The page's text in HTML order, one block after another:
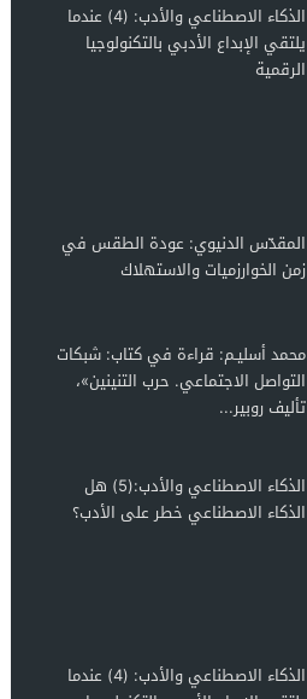
الذكاء الاصطناعي والأدب: (4) عندما
يلتقي الإبداع الأدبي بالتكنولوجيا
الرقمية
المقدّس الدنيوي: عودة الطقس في
زمن الخوارزميات والاستهلاك
محمد أسليـم: قراءة في كتاب: شبكات
التواصل الاجتماعي. حرب التنينين»،
تأليف روبير...
الذكاء الاصطناعي والأدب:(5) هل
الذكاء الاصطناعي خطر على الأدب؟
الذكاء الاصطناعي والأدب: (4) عندما